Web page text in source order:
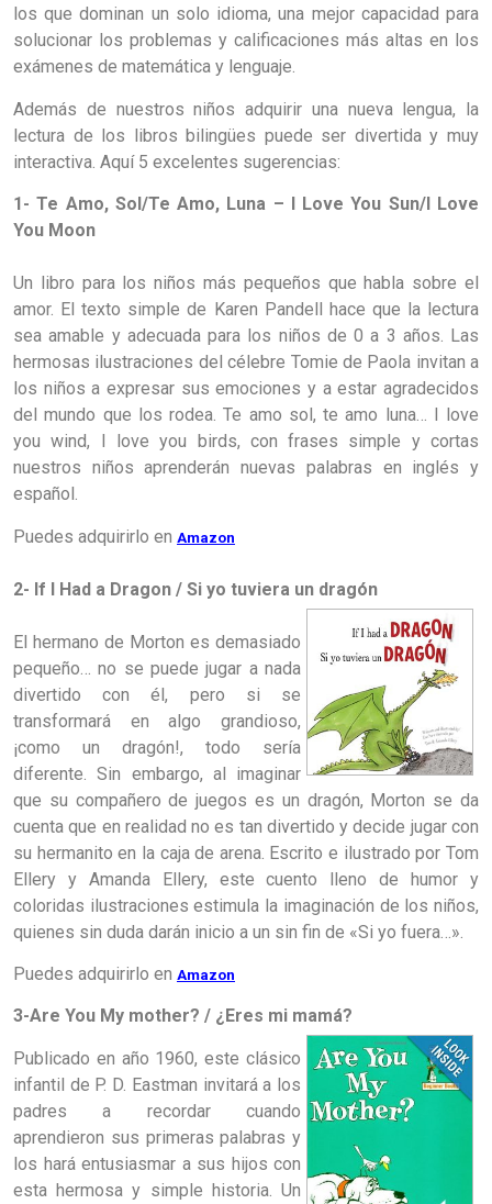
los que dominan un solo idioma, una mejor capacidad para
solucionar los problemas y calificaciones más altas en los
exámenes de matemática y lenguaje.
Además de nuestros niños adquirir una nueva lengua, la
lectura de los libros bilingües puede ser divertida y muy
interactiva. Aquí 5 excelentes sugerencias:
1- Te Amo, Sol/Te Amo, Luna – I Love You Sun/I Love
You Moon
Un libro para los niños más pequeños que habla sobre el
amor. El texto simple de Karen Pandell hace que la lectura
sea amable y adecuada para los niños de 0 a 3 años. Las
hermosas ilustraciones del célebre Tomie de Paola invitan a
los niños a expresar sus emociones y a estar agradecidos
del mundo que los rodea. Te amo sol, te amo luna… I love
you wind, I love you birds, con frases simple y cortas
nuestros niños aprenderán nuevas palabras en inglés y
español.
Puedes adquirirlo en Amazon
2- If I Had a Dragon / Si yo tuviera un dragón
El hermano de Morton es demasiado
pequeño… no se puede jugar a nada
divertido con él, pero si se
transformará en algo grandioso,
¡como un dragón!, todo sería
diferente. Sin embargo, al imaginar
que su compañero de juegos es un dragón, Morton se da
cuenta que en realidad no es tan divertido y decide jugar con
su hermanito en la caja de arena. Escrito e ilustrado por Tom
Ellery y Amanda Ellery, este cuento lleno de humor y
coloridas ilustraciones estimula la imaginación de los niños,
quienes sin duda darán inicio a un sin fin de «Si yo fuera…».
Puedes adquirirlo en Amazon
3-Are You My mother? / ¿Eres mi mamá?
Publicado en año 1960, este clásico
infantil de P. D. Eastman invitará a los
padres a recordar cuando
aprendieron sus primeras palabras y
los hará entusiasmar a sus hijos con
esta hermosa y simple historia. Un